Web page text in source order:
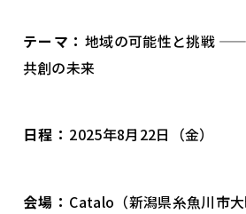
テーマ：地域の可能性と挑戦
共創の未来
日程： 2025年8月22日（金）
会場： Catalo（新潟県糸魚川市